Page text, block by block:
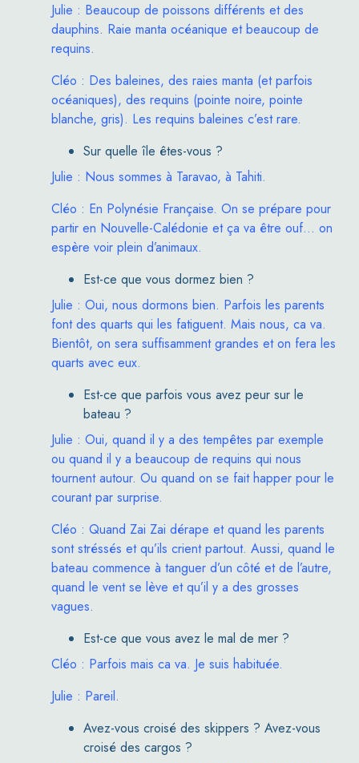
Julie : Beaucoup de poissons différents et des
dauphins. Raie manta océanique et beaucoup de
requins.
Cléo : Des baleines, des raies manta (et parfois
océaniques), des requins (pointe noire, pointe
blanche, gris). Les requins baleines c’est rare.
Sur quelle île êtes-vous ?
Julie : Nous sommes à Taravao, à Tahiti.
Cléo : En Polynésie Française. On se prépare pour
partir en Nouvelle-Calédonie et ça va être ouf… on
espère voir plein d’animaux.
Est-ce que vous dormez bien ?
Julie : Oui, nous dormons bien. Parfois les parents
font des quarts qui les fatiguent. Mais nous, ca va.
Bientôt, on sera suffisamment grandes et on fera les
quarts avec eux.
Est-ce que parfois vous avez peur sur le
bateau ?
Julie : Oui, quand il y a des tempêtes par exemple
ou quand il y a beaucoup de requins qui nous
tournent autour. Ou quand on se fait happer pour le
courant par surprise.
Cléo : Quand Zai Zai dérape et quand les parents
sont stréssés et qu’ils crient partout. Aussi, quand le
bateau commence à tanguer d’un côté et de l’autre,
quand le vent se lève et qu’il y a des grosses
vagues.
Est-ce que vous avez le mal de mer ?
Cléo : Parfois mais ca va. Je suis habituée.
Julie : Pareil.
Avez-vous croisé des skippers ? Avez-vous
croisé des cargos ?